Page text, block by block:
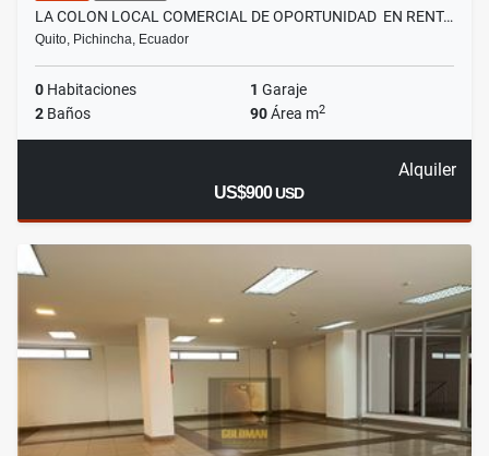
LA COLON LOCAL COMERCIAL DE OPORTUNIDAD EN RENT…
Quito, Pichincha, Ecuador
0 Habitaciones 1 Garaje
2 Baños 90Área m2
Alquiler
US$900USD